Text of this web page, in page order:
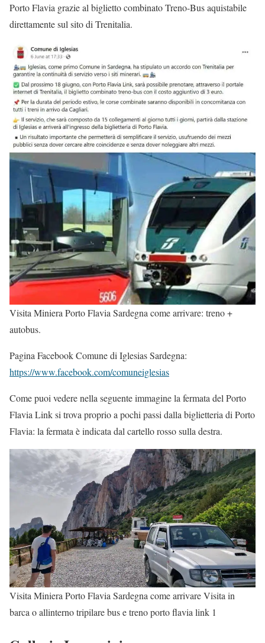
Porto Flavia grazie al biglietto combinato Treno-Bus aquistabile
direttamente sul sito di Trenitalia.
Visita Miniera Porto Flavia Sardegna come arrivare: treno +
autobus.
Pagina Facebook Comune di Iglesias Sardegna:
https://www.facebook.com/comuneiglesias
Come puoi vedere nella seguente immagine la fermata del Porto
Flavia Link si trova proprio a pochi passi dalla biglietteria di Porto
Flavia: la fermata è indicata dal cartello rosso sulla destra.
Visita Miniera Porto Flavia Sardegna come arrivare Visita in
barca o allinterno tripilare bus e treno porto flavia link 1